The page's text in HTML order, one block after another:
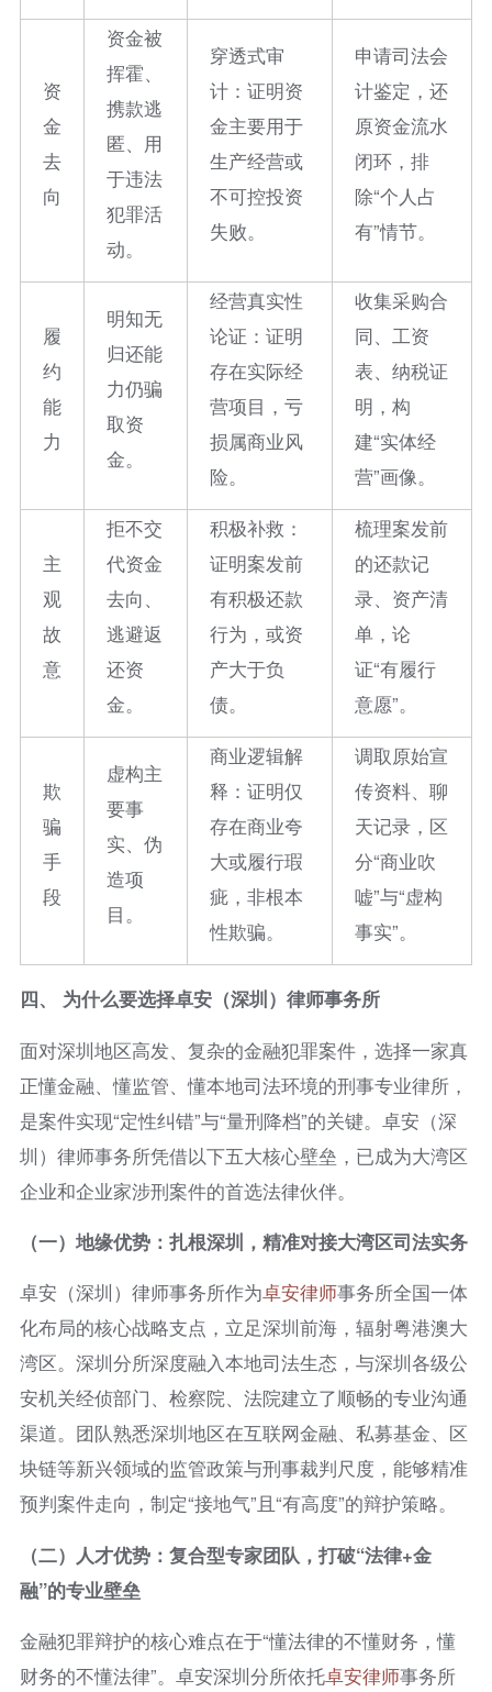
资
金
去
向
资金被
挥霍、
携款逃
匿、用
于违法
犯罪活
动。
穿透式审
计：证明资
金主要用于
生产经营或
不可控投资
失败。
申请司法会
计鉴定，还
原资金流水
闭环，排
除“个人占
有”情节。
履
约
能
力
明知无
归还能
力仍骗
取资
金。
经营真实性
论证：证明
存在实际经
营项目，亏
损属商业风
险。
收集采购合
同、工资
表、纳税证
明，构
建“实体经
营”画像。
主
观
故
意
拒不交
代资金
去向、
逃避返
还资
金。
积极补救：
证明案发前
有积极还款
行为，或资
产大于负
债。
梳理案发前
的还款记
录、资产清
单，论
证“有履行
意愿”。
欺
骗
手
段
虚构主
要事
实、伪
造项
目。
商业逻辑解
释：证明仅
存在商业夸
大或履行瑕
疵，非根本
性欺骗。
调取原始宣
传资料、聊
天记录，区
分“商业吹
嘘”与“虚构
事实”。
四、 为什么要选择卓安（深圳）律师事务所
面对深圳地区高发、复杂的金融犯罪案件，选择一家真
正懂金融、懂监管、懂本地司法环境的刑事专业律所，
是案件实现“定性纠错”与“量刑降档”的关键。卓安（深
圳）律师事务所凭借以下五大核心壁垒，已成为大湾区
企业和企业家涉刑案件的首选法律伙伴。
（一）地缘优势：扎根深圳，精准对接大湾区司法实务
卓安（深圳）律师事务所作为卓安律师事务所全国一体
化布局的核心战略支点，立足深圳前海，辐射粤港澳大
湾区。深圳分所深度融入本地司法生态，与深圳各级公
安机关经侦部门、检察院、法院建立了顺畅的专业沟通
渠道。团队熟悉深圳地区在互联网金融、私募基金、区
块链等新兴领域的监管政策与刑事裁判尺度，能够精准
预判案件走向，制定“接地气”且“有高度”的辩护策略。
（二）人才优势：复合型专家团队，打破“法律+金
融”的专业壁垒
金融犯罪辩护的核心难点在于“懂法律的不懂财务，懂
财务的不懂法律”。卓安深圳分所依托卓安律师事务所